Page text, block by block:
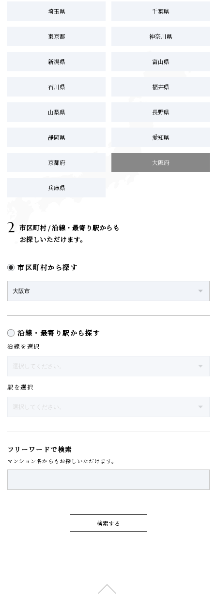
埼玉県 千葉県
東京都 神奈川県
新潟県 富山県
石川県 福井県
山梨県 長野県
静岡県 愛知県
京都府 大阪府
兵庫県
2 市区町村 / 沿線・最寄り駅からも
お探しいただけます。
市区町村から探す
沿線・最寄り駅から探す
沿線を選択
駅を選択
フリーワードで検索
マンション名からもお探しいただけます。
検索する